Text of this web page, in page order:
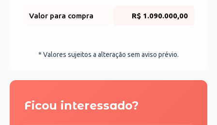
Valor para compra R$ 1.090.000,00
* Valores sujeitos a alteração sem aviso prévio.
Ficou interessado?